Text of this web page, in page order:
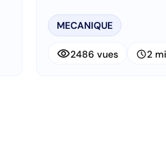
MECANIQUE
visibility2486 vues schedule2